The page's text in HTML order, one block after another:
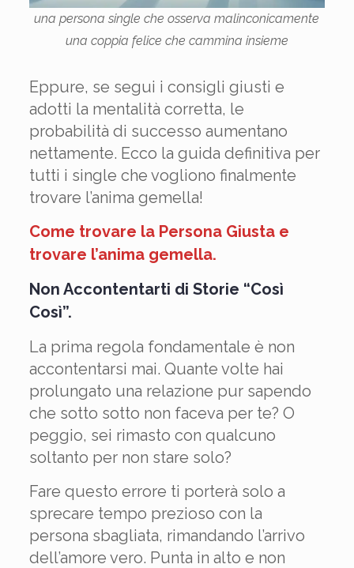
una persona single che osserva malinconicamente
una coppia felice che cammina insieme
Eppure, se segui i consigli giusti e
adotti la mentalità corretta, le
probabilità di successo aumentano
nettamente. Ecco la guida definitiva per
tutti i single che vogliono finalmente
trovare l’anima gemella!
Come trovare la Persona Giusta e
trovare l’anima gemella.
Non Accontentarti di Storie “Così
Così”.
La prima regola fondamentale è non
accontentarsi mai. Quante volte hai
prolungato una relazione pur sapendo
che sotto sotto non faceva per te? O
peggio, sei rimasto con qualcuno
soltanto per non stare solo?
Fare questo errore ti porterà solo a
sprecare tempo prezioso con la
persona sbagliata, rimandando l’arrivo
dell’amore vero. Punta in alto e non